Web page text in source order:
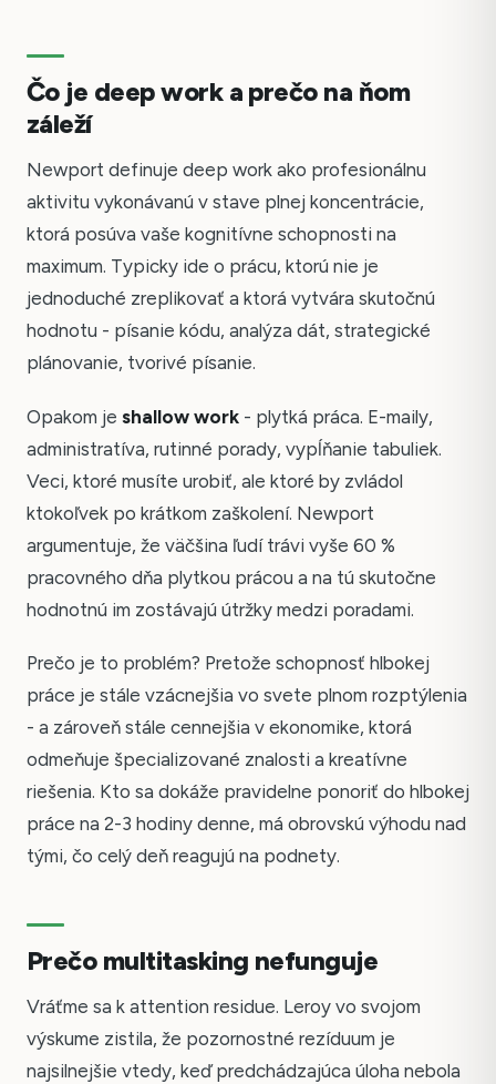
Čo je deep work a prečo na ňom
záleží
Newport definuje deep work ako profesionálnu
aktivitu vykonávanú v stave plnej koncentrácie,
ktorá posúva vaše kognitívne schopnosti na
maximum. Typicky ide o prácu, ktorú nie je
jednoduché zreplikovať a ktorá vytvára skutočnú
hodnotu - písanie kódu, analýza dát, strategické
plánovanie, tvorivé písanie.
Opakom je shallow work - plytká práca. E-maily,
administratíva, rutinné porady, vypĺňanie tabuliek.
Veci, ktoré musíte urobiť, ale ktoré by zvládol
ktokoľvek po krátkom zaškolení. Newport
argumentuje, že väčšina ľudí trávi vyše 60 %
pracovného dňa plytkou prácou a na tú skutočne
hodnotnú im zostávajú útržky medzi poradami.
Prečo je to problém? Pretože schopnosť hlbokej
práce je stále vzácnejšia vo svete plnom rozptýlenia
- a zároveň stále cennejšia v ekonomike, ktorá
odmeňuje špecializované znalosti a kreatívne
riešenia. Kto sa dokáže pravidelne ponoriť do hlbokej
práce na 2-3 hodiny denne, má obrovskú výhodu nad
tými, čo celý deň reagujú na podnety.
Prečo multitasking nefunguje
Vráťme sa k attention residue. Leroy vo svojom
výskume zistila, že pozornostné rezíduum je
najsilnejšie vtedy, keď predchádzajúca úloha nebola